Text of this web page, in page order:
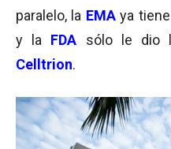
paralelo, la EMAya
y la FDA sólo le dio
Celltrion.